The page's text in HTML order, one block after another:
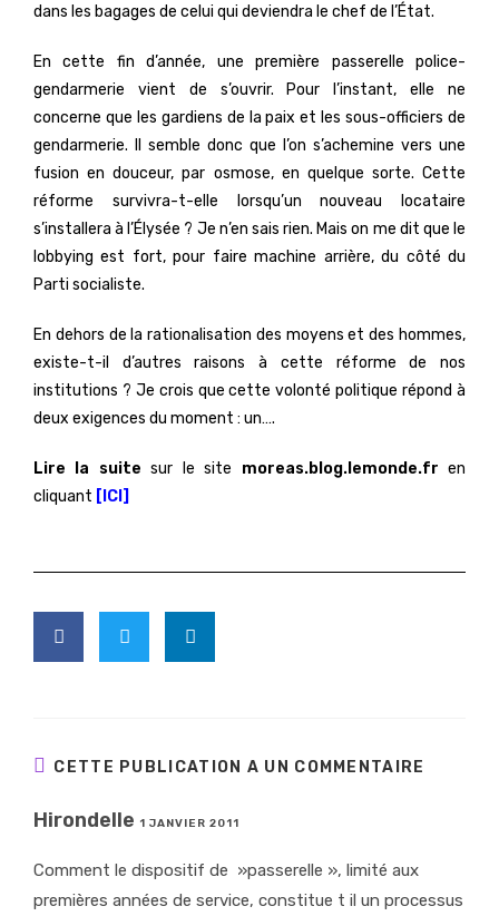
dans les bagages de celui qui deviendra le chef de l’État.
En cette fin d’année, une première passerelle police-
gendarmerie vient de s’ouvrir. Pour l’instant, elle ne
concerne que les gardiens de la paix et les sous-officiers de
gendarmerie. Il semble donc que l’on s’achemine vers une
fusion en douceur, par osmose, en quelque sorte. Cette
réforme survivra-t-elle lorsqu’un nouveau locataire
s’installera à l’Élysée ? Je n’en sais rien. Mais on me dit que le
lobbying est fort, pour faire machine arrière, du côté du
Parti socialiste.
En dehors de la rationalisation des moyens et des hommes,
existe-t-il d’autres raisons à cette réforme de nos
institutions ? Je crois que cette volonté politique répond à
deux exigences du moment : un….
Lire la suite sur le site moreas.blog.lemonde.fren
cliquant [ICI]
CETTE PUBLICATION A UN COMMENTAIRE
Hirondelle 1 JANVIER 2011
Comment le dispositif de »passerelle », limité aux
premières années de service, constitue t il un processus